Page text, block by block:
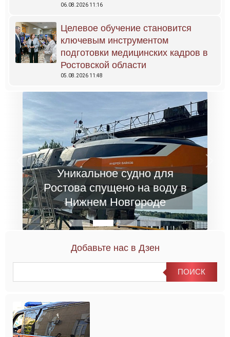
06.08.2026 11:16
Целевое обучение становится
ключевым инструментом
подготовки медицинских кадров в
Ростовской области
05.08.2026 11:48
Уникальное судно для
Ростова спущено на воду в
Нижнем Новгороде
Previous
Добавьте нас в Дзен